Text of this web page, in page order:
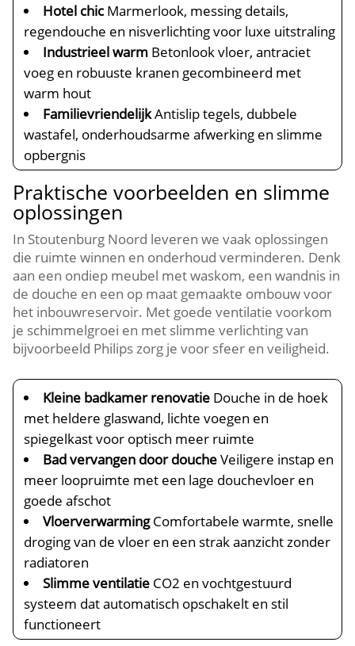
Hotel chicMarmerlook, messing details,
regendouche en nisverlichting voor luxe uitstraling
Industrieel warm Betonlook vloer, antraciet
voeg en robuuste kranen gecombineerd met
warm hout
FamilievriendelijkAntislip tegels, dubbele
wastafel, onderhoudsarme afwerking en slimme
opbergnis
Praktische voorbeelden en slimme
oplossingen
In Stoutenburg Noord leveren we vaak oplossingen
die ruimte winnen en onderhoud verminderen.​ Denk
aan een ondiep meubel met waskom, een wandnis in
de douche en een op maat gemaakte ombouw voor
het inbouwreservoir.​ Met goede ventilatie voorkom
je schimmelgroei en met slimme verlichting van
bijvoorbeeld Philips zorg je voor sfeer en veiligheid.​
Kleine badkamer renovatie Douche in de hoek
met heldere glaswand, lichte voegen en
spiegelkast voor optisch meer ruimte
Bad vervangen door doucheVeiligere instap en
meer loopruimte met een lage douchevloer en
goede afschot
VloerverwarmingComfortabele warmte, snelle
droging van de vloer en een strak aanzicht zonder
radiatoren
Slimme ventilatie CO2 en vochtgestuurd
systeem dat automatisch opschakelt en stil
functioneert